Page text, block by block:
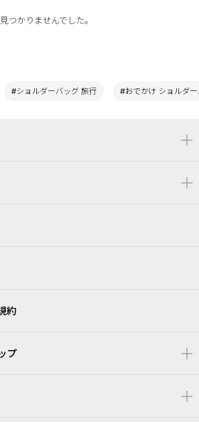
つかりませんでした。
#ショルダーバッグ 旅行 #おでかけ ショルダ
約
プ